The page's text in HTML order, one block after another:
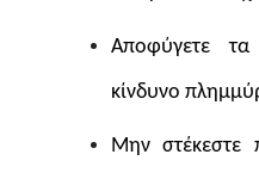
Αποφύγετε
κίνδυνο
Μην στέκεστε